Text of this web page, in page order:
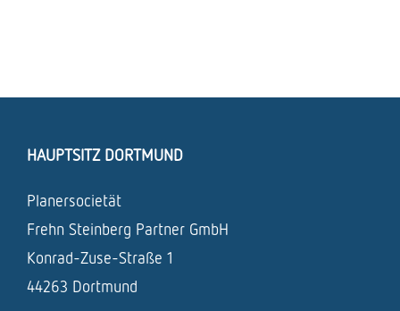
HAUPTSITZ DORTMUND
Planersocietät
Frehn Steinberg Partner GmbH
Konrad-Zuse-Straße 1
44263 Dortmund